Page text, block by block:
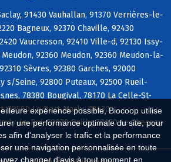
expérience possible, Biocoop utilise
une performance optimale du site, pour
afin d'analyser le trafic et la performance
une navigation personnalisée en toute
changer d'avis à tout moment en
91430 Vauhallan, 91370 Verrières-le-
Bagneux, 92370 Chaville, 92430
Vaucresson, 92410 Ville-d, 92130 Issy-
92360 Meudon, 92360 Meudon-la-
Sèvres, 92380 Garches, 92000
s/Seine, 92800 Puteaux, 92500 Rueil-
78380 Bougival, 78170 La Celle-St-
78560 Le Port-Marly, 78430
le-Roi, 78870 Bailly, 78150 Le Chesnay